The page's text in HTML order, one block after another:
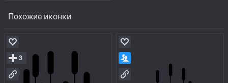
Похожие иконки
3